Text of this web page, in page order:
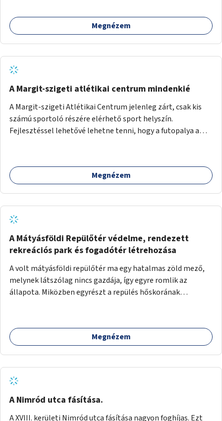
egy látképet, amit azok elvettek.
Megnézem
A Margit-szigeti atlétikai centrum mindenkié
A Margit-szigeti Atlétikai Centrum jelenleg zárt, csak kis
számú sportoló részére elérhető sport helyszín.
Fejlesztéssel lehetővé lehetne tenni, hogy a futopalya a
Ehhez zárható tároló helyet, öltözőt, WC-t kell biztosítani.
Megnézem
A Mátyásföldi Repülőtér védelme, rendezett
rekreációs park és fogadótér létrehozása
A volt mátyásföldi repülőtér ma egy hatalmas zöld mező,
melynek látszólag nincs gazdája, így egyre romlik az
állapota. Miközben egyrészt a repülés hőskorának
kikapcsolódási helyszín: kocogók, kutyasétáltatók,
modellrepülők, sárkányeregetők, lovasok használják. A
kialakítható pihenőhely padokkal, kerékpártármaszokkal,
szemetesekkel, esőbeállóval, ami alkalmas kisebb
csoportok fogadására. A másik két bejárathoz is
Megnézem
A Nimród utca fásítása.
A XVIII. kerületi Nimród utca fásítása nagyon foghíjas. Ezt